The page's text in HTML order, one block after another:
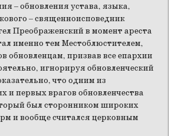
– обновления устава, языка,
– священноисповедник
Преображенский в момент ареста
именно тем Местоблюстителем,
обновленцам, призвав все епархии
игнорируя обновленческий
что одним из
и первых врагов обновленчества
был сторонником широких
и вообще считался церковным